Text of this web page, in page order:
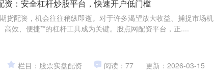
资：安全杠杆炒股平台，快速开户低门槛
货配资，机会往往稍纵即逝。对于许多渴望放大收益、捕捉市场机
高效、便捷**的杠杆工具成为关键。股点网配资平台，正....
栏目：股票实盘配资 阅读：77 更新：2026-03-15